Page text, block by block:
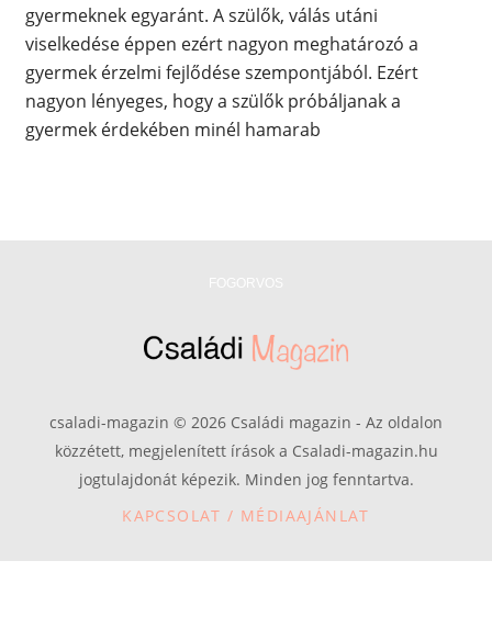
gyermeknek egyaránt. A szülők, válás utáni
viselkedése éppen ezért nagyon meghatározó a
gyermek érzelmi fejlődése szempontjából. Ezért
nagyon lényeges, hogy a szülők próbáljanak a
gyermek érdekében minél hamarab
csaladi-magazin © 2026 Családi magazin - Az oldalon
közzétett, megjelenített írások a Csaladi-magazin.hu
jogtulajdonát képezik. Minden jog fenntartva.
KAPCSOLAT / MÉDIAAJÁNLAT